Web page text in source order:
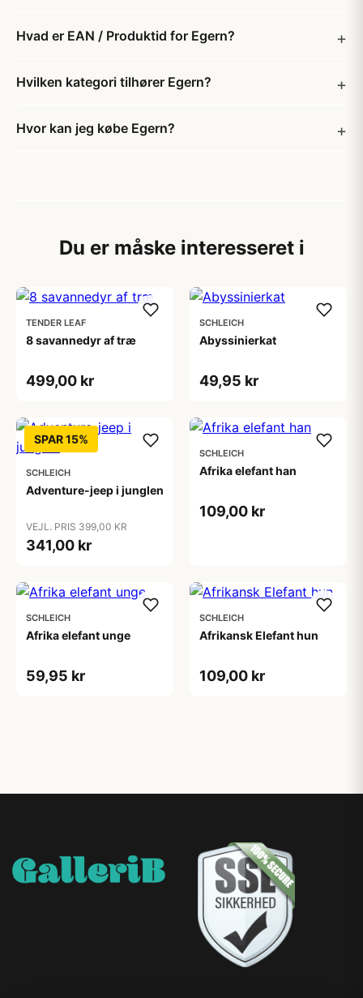
Hvad er EAN / Produktid for Egern?
Hvilken kategori tilhører Egern?
Hvor kan jeg købe Egern?
Du er måske interesseret i
TENDER LEAF
8 savannedyr af træ
499,00 kr
SCHLEICH
Abyssinierkat
49,95 kr
SPAR 15%
SCHLEICH
Adventure-jeep i junglen
VEJL. PRIS 399,00 KR
341,00 kr
SCHLEICH
Afrika elefant han
109,00 kr
SCHLEICH
Afrika elefant unge
59,95 kr
SCHLEICH
Afrikansk Elefant hun
109,00 kr